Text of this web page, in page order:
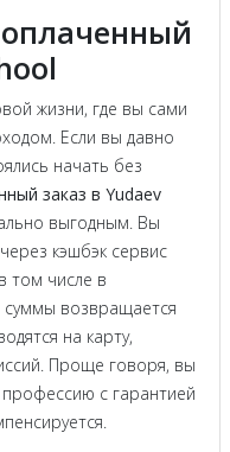
оплаченный
жизни, где вы сами
Если вы давно
начать без
заказ в Yudaev
выгодным. Вы
кэшбэк сервис
том числе в
суммы возвращается
на карту,
Проще говоря, вы
с гарантией